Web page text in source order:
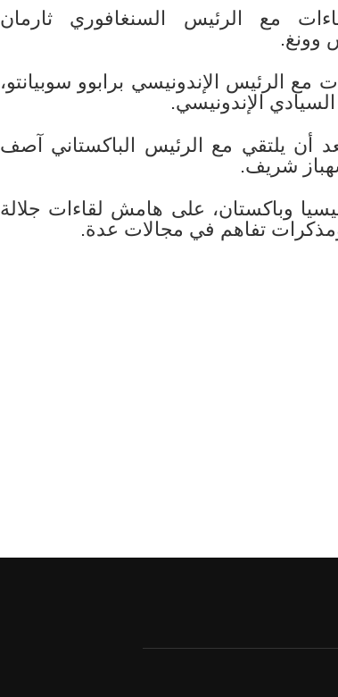
مع الرئيس السنغافوري ثارمان
وونغ.
مع الرئيس الإندونيسي برابوو سوبيانتو،
الإندونيسي.
أن يلتقي مع الرئيس الباكستاني آصف
شريف.
وباكستان، على هامش لقاءات جلالة
تفاهم في مجالات عدة.